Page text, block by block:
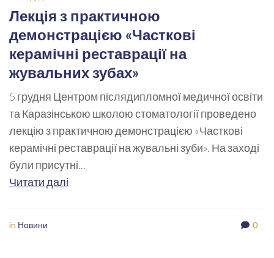
Лекція з практичною
демонстрацією «Часткові
керамічні реставрації на
жувальних зубах»
5 грудня Центром післядипломної медичної освіти
та Каразінською школою стоматології проведено
лекцію з практичною демонстрацією «Часткові
керамічні реставрації на жувальні зуби». На заході
були присутні...
Читати далі
in Новини 0